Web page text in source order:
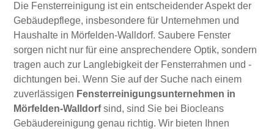
Die Fensterreinigung ist ein entscheidender Aspekt der
Gebäudepflege, insbesondere für Unternehmen und
Haushalte in Mörfelden-Walldorf. Saubere Fenster
sorgen nicht nur für eine ansprechendere Optik, sondern
tragen auch zur Langlebigkeit der Fensterrahmen und -
dichtungen bei. Wenn Sie auf der Suche nach einem
zuverlässigen Fensterreinigungsunternehmen in
Mörfelden-Walldorfsind, sind Sie bei Biocleans
Gebäudereinigung genau richtig. Wir bieten Ihnen